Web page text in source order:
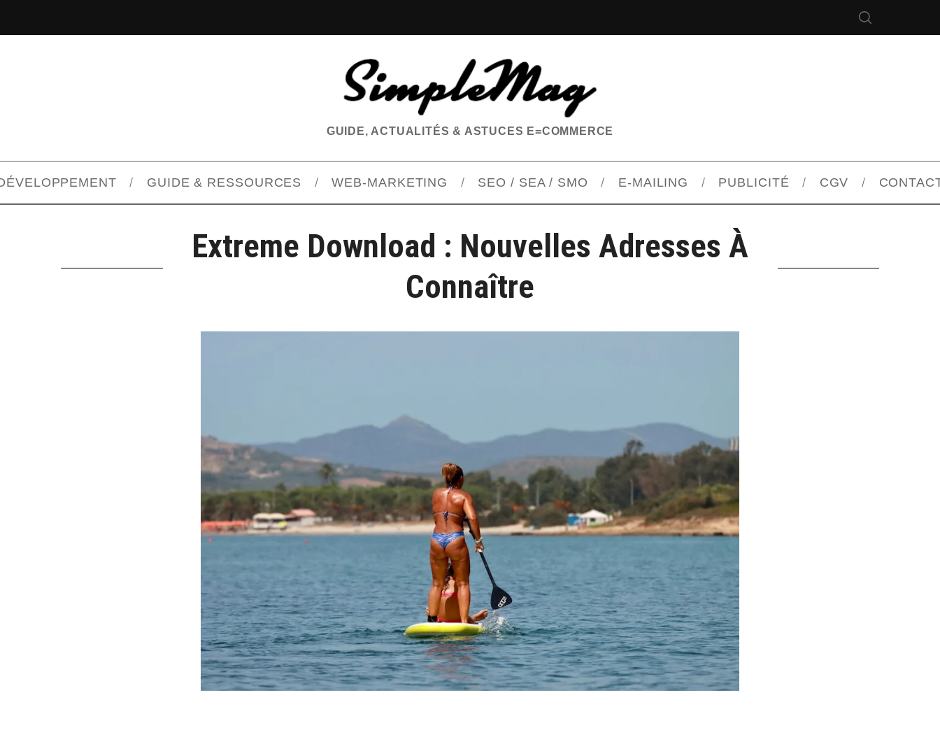
GUIDE, ACTUALITÉS & ASTUCES E=COMMERCE
GUIDE & RESSOURCES WEB-MARKETING SEO / SEA / SMO E-MAILING PUBLICITÉ CGV
Extreme Download : Nouvelles Adresses À
Connaître